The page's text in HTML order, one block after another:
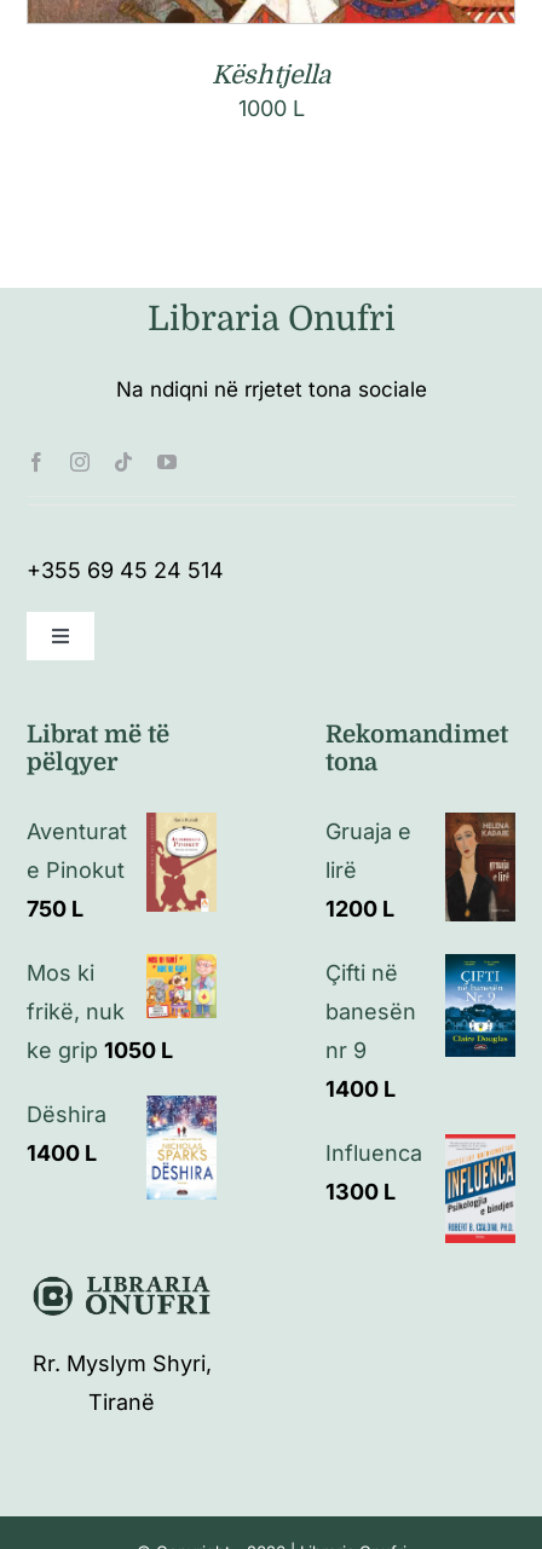
Kështjella
1000 L
Libraria Onufri
Na ndiqni në rrjetet tona sociale
+355 69 45 24 514
Toggle
Politikat e kthimeve
Politikat e privatësisë
Librat më të
pëlqyer
Aventurat
e Pinokut
750 L
Mos ki
frikë, nuk
ke grip 1050 L
Dëshira
1400 L
Rekomandimet
tona
Gruaja e
lirë
1200 L
Çifti në
banesën
nr 9
1400 L
Influenca
1300 L
Rr. Myslym Shyri,
Tiranë